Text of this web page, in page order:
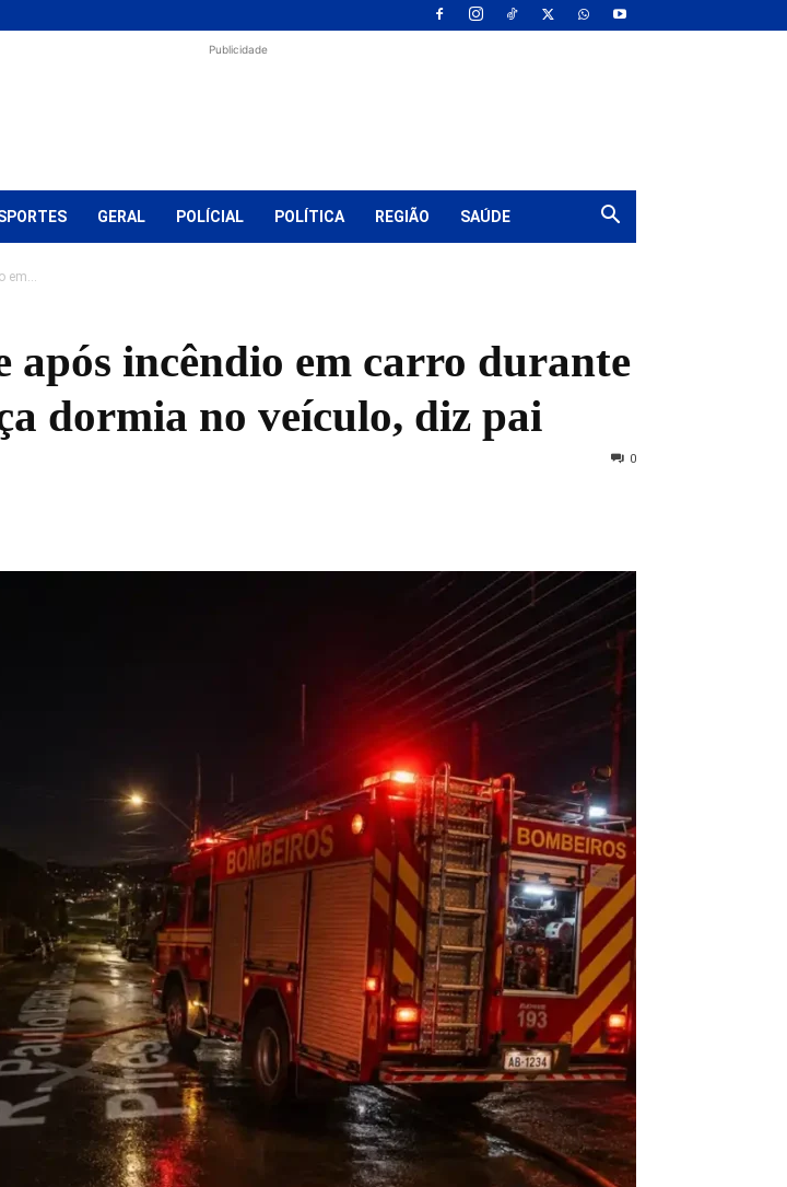
Publicidade
GERAL POLÍCIAL POLÍTICA REGIÃO SAÚDE
em...
incêndio em carro durante
dormia no veículo, diz pai
0